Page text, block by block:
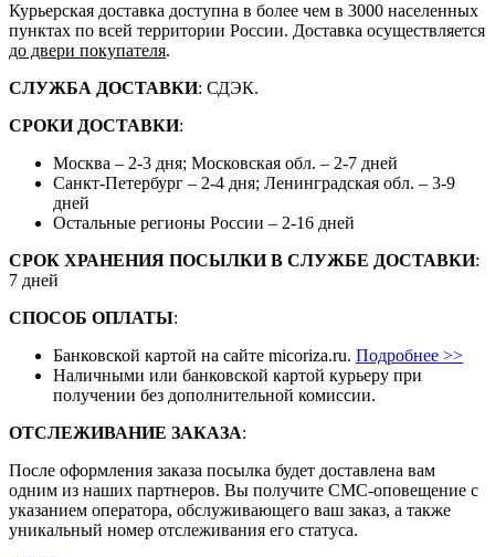
Курьерская доставка доступна в более чем в 3000 населенных
пунктах по всей территории России. Доставка осуществляется
до двери покупателя.
СЛУЖБА ДОСТАВКИ: СДЭК.
СРОКИ ДОСТАВКИ:
Москва – 2-3 дня; Московская обл. – 2-7 дней
Санкт-Петербург – 2-4 дня; Ленинградская обл. – 3-9
дней
Остальные регионы России – 2-16 дней
СРОК ХРАНЕНИЯ ПОСЫЛКИ В СЛУЖБЕ ДОСТАВКИ:
7 дней
СПОСОБ ОПЛАТЫ:
Банковской картой на сайте micoriza.ru. Подробнее >>
Наличными или банковской картой курьеру при
получении без дополнительной комиссии.
ОТСЛЕЖИВАНИЕ ЗАКАЗА:
После оформления заказа посылка будет доставлена вам
одним из наших партнеров. Вы получите СМС-оповещение с
указанием оператора, обслуживающего ваш заказ, а также
уникальный номер отслеживания его статуса.